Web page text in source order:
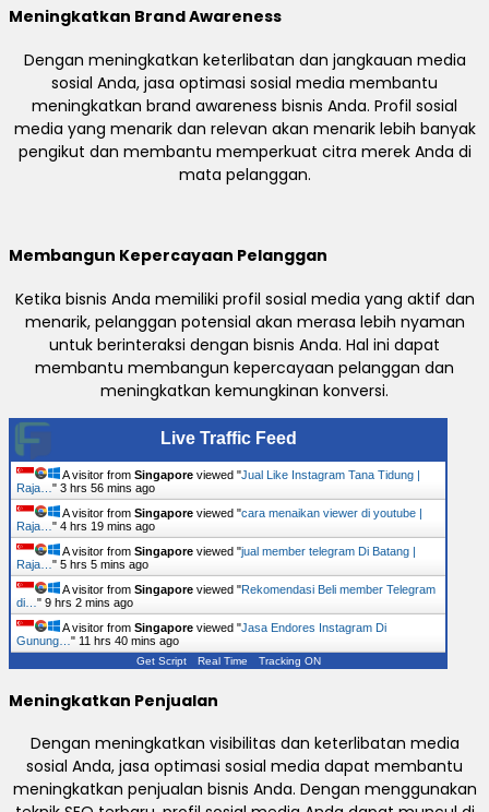
Meningkatkan Brand Awareness
Dengan meningkatkan keterlibatan dan jangkauan media
sosial Anda, jasa optimasi sosial media membantu
meningkatkan brand awareness bisnis Anda. Profil sosial
media yang menarik dan relevan akan menarik lebih banyak
pengikut dan membantu memperkuat citra merek Anda di
mata pelanggan.
Membangun Kepercayaan Pelanggan
Ketika bisnis Anda memiliki profil sosial media yang aktif dan
menarik, pelanggan potensial akan merasa lebih nyaman
untuk berinteraksi dengan bisnis Anda. Hal ini dapat
membantu membangun kepercayaan pelanggan dan
meningkatkan kemungkinan konversi.
Live Traffic Feed
A visitor from Singapore viewed "Jual Like Instagram Tana Tidung |
Raja… " 3 hrs 56 mins ago
A visitor from Singapore viewed "cara menaikan viewer di youtube |
Raja… " 4 hrs 19 mins ago
A visitor from Singapore viewed "jual member telegram Di Batang |
Raja… " 5 hrs 5 mins ago
A visitor from Singapore viewed "Rekomendasi Beli member Telegram
di… " 9 hrs 2 mins ago
A visitor from Singapore viewed "Jasa Endores Instagram Di
Gunung… " 11 hrs 40 mins ago
Get Script Real Time Tracking ON
Meningkatkan Penjualan
Dengan meningkatkan visibilitas dan keterlibatan media
sosial Anda, jasa optimasi sosial media dapat membantu
meningkatkan penjualan bisnis Anda. Dengan menggunakan